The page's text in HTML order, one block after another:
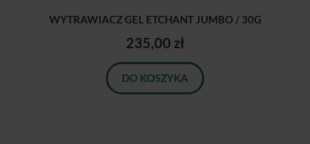
WYTRAWIACZ GEL ETCHANT JUMBO / 30G
235,00 zł
DO KOSZYKA